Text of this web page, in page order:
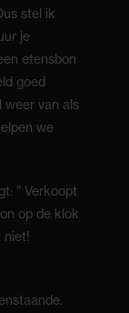
stel ik
je
etensbon
goed
van als
we
” Verkoopt
op de klok
niet!